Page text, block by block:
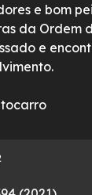
e bom
da Ordem
e